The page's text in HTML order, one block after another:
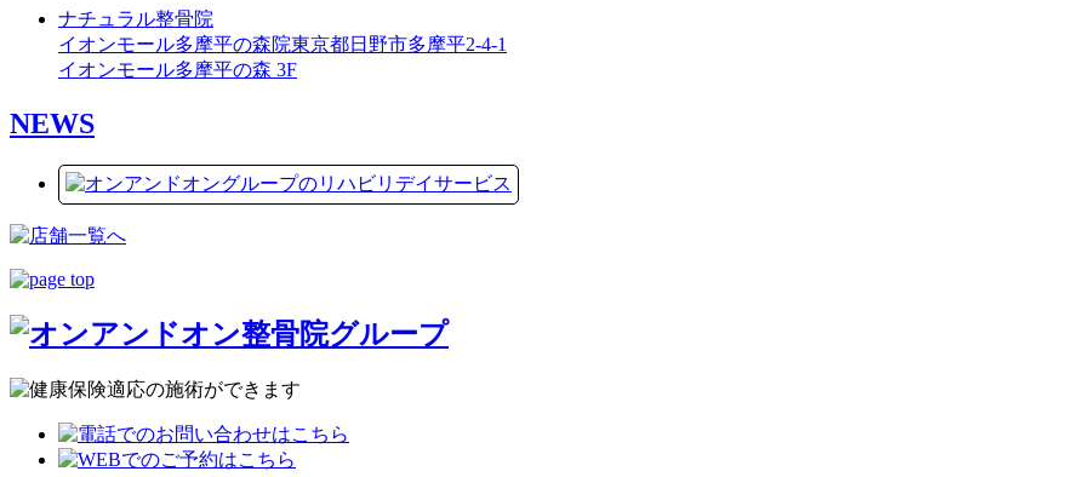
ナチュラル整骨院
イオンモール多摩平の森院東京都日野市多摩平2-4-1
イオンモール多摩平の森 3F
NEWS